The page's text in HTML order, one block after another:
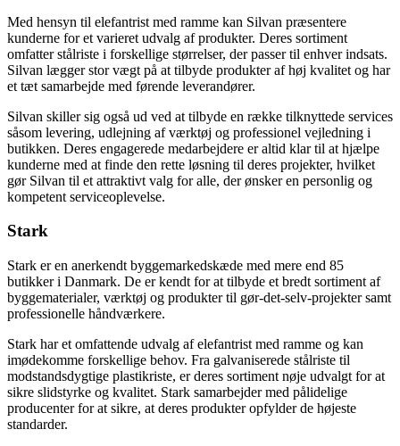
Med hensyn til elefantrist med ramme kan Silvan præsentere
kunderne for et varieret udvalg af produkter. Deres sortiment
omfatter stålriste i forskellige størrelser, der passer til enhver indsats.
Silvan lægger stor vægt på at tilbyde produkter af høj kvalitet og har
et tæt samarbejde med førende leverandører.
Silvan skiller sig også ud ved at tilbyde en række tilknyttede services
såsom levering, udlejning af værktøj og professionel vejledning i
butikken. Deres engagerede medarbejdere er altid klar til at hjælpe
kunderne med at finde den rette løsning til deres projekter, hvilket
gør Silvan til et attraktivt valg for alle, der ønsker en personlig og
kompetent serviceoplevelse.
Stark
Stark er en anerkendt byggemarkedskæde med mere end 85
butikker i Danmark. De er kendt for at tilbyde et bredt sortiment af
byggematerialer, værktøj og produkter til gør-det-selv-projekter samt
professionelle håndværkere.
Stark har et omfattende udvalg af elefantrist med ramme og kan
imødekomme forskellige behov. Fra galvaniserede stålriste til
modstandsdygtige plastikriste, er deres sortiment nøje udvalgt for at
sikre slidstyrke og kvalitet. Stark samarbejder med pålidelige
producenter for at sikre, at deres produkter opfylder de højeste
standarder.